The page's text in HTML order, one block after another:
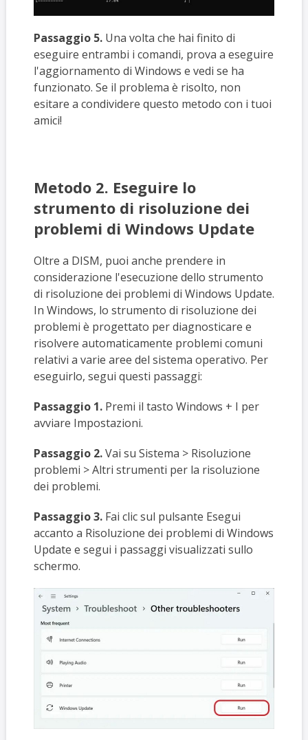
Passaggio 5.Una volta che hai finito di
eseguire entrambi i comandi, prova a eseguire
l'aggiornamento di Windows e vedi se ha
funzionato. Se il problema è risolto, non
esitare a condividere questo metodo con i tuoi
amici!
Metodo 2. Eseguire lo
strumento di risoluzione dei
problemi di Windows Update
Oltre a DISM, puoi anche prendere in
considerazione l'esecuzione dello strumento
di risoluzione dei problemi di Windows Update.
In Windows, lo strumento di risoluzione dei
problemi è progettato per diagnosticare e
risolvere automaticamente problemi comuni
relativi a varie aree del sistema operativo. Per
eseguirlo, segui questi passaggi:
Passaggio 1.Premi il tasto Windows + I per
avviare Impostazioni.
Passaggio 2.Vai su Sistema > Risoluzione
problemi > Altri strumenti per la risoluzione
dei problemi.
Passaggio 3.Fai clic sul pulsante Esegui
accanto a Risoluzione dei problemi di Windows
Update e segui i passaggi visualizzati sullo
schermo.